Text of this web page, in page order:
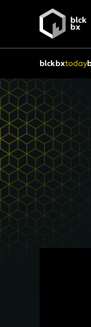
blckbxtoday